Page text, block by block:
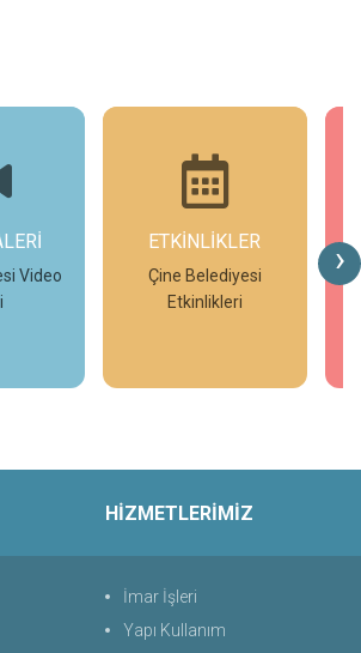
›
KUVAY-I MİLLİYE
MÜZESİ
Kuvay-ı Milliye Müzesi
HİZMETLERİMİZ
İmar İşleri
Yapı Kullanım